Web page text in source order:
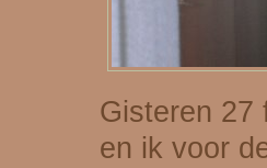
Gisteren 27
en ik voor